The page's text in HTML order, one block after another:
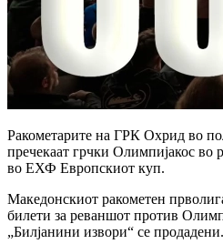
Ракометарите на ГРК Охрид во
пречекаат грчки Олимпијакос во
во ЕХФ Европскиот куп.
Македонскиот ракометен
билети за реваншот против
„Билјанини извори“ се продадени.